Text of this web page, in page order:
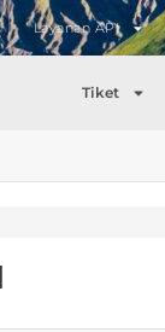
Layanan API
Tiket